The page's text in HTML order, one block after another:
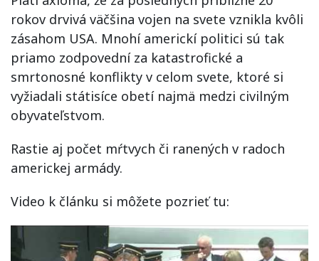
rokov drvivá väčšina vojen na svete vznikla kvôli
zásahom USA. Mnohí americkí politici sú tak
priamo zodpovední za katastrofické a
smrtonosné konflikty v celom svete, ktoré si
vyžiadali státisíce obetí najmä medzi civilným
obyvateľstvom.
Rastie aj počet mŕtvych či ranených v radoch
americkej armády.
Video k článku si môžete pozrieť tu: